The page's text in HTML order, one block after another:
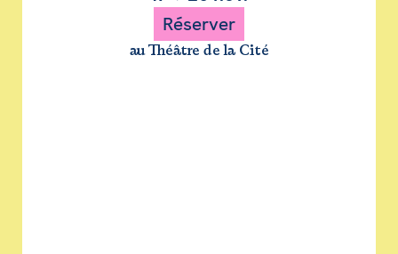
Réserver
au Théâtre de la Cité